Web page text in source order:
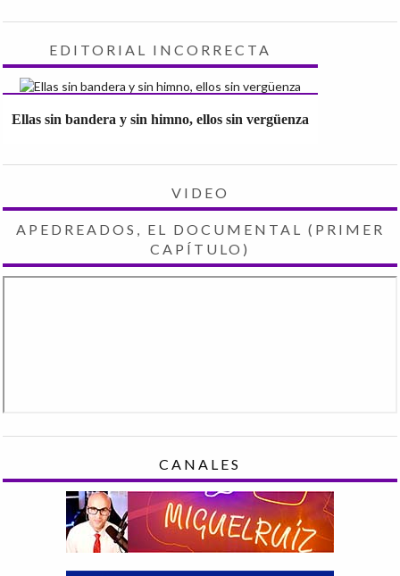
EDITORIAL INCORRECTA
Ellas sin bandera y sin himno, ellos sin vergüenza
VIDEO
APEDREADOS, EL DOCUMENTAL (PRIMER
CAPÍTULO)
CANALES